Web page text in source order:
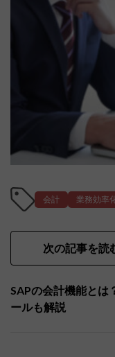
会計 業務効率
次の記事を読
SAPの会計機能とは
ールも解説